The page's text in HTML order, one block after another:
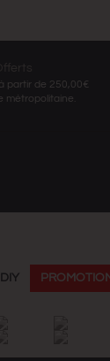
partir de 250,00€
métropolitaine.
DIY